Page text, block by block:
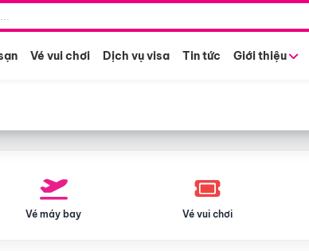
Vé vui chơi Dịch vụ visa Tin tức Giới thiệu
Vé máy bay Vé vui chơi